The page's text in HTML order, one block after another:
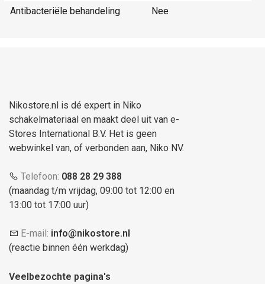
Antibacteriële behandeling
Nee
Nikostore.nl is dé expert in Niko
schakelmateriaal en maakt deel uit van e-
Stores International B.V. Het is geen
webwinkel van, of verbonden aan, Niko NV.
Telefoon: 088 28 29 388
(maandag t/m vrijdag, 09:00 tot 12:00 en
13:00 tot 17:00 uur)
E-mail: info@nikostore.nl
(reactie binnen één werkdag)
Veelbezochte pagina's